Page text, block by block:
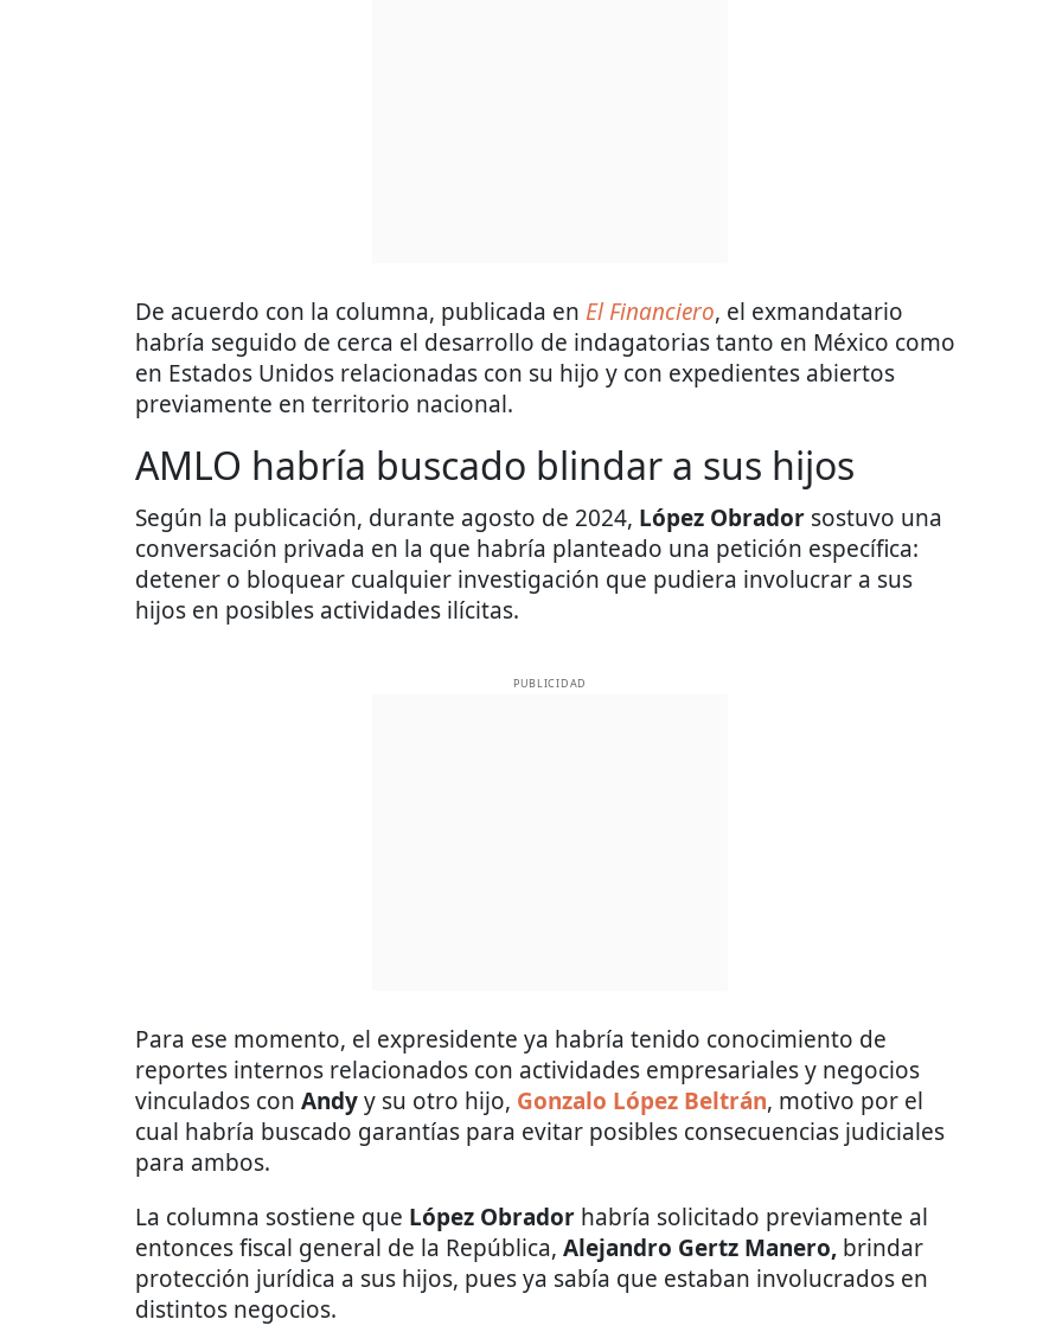
De acuerdo con la columna, publicada en El Financiero, el exmandatario
habría seguido de cerca el desarrollo de indagatorias tanto en México como
en Estados Unidos relacionadas con su hijo y con expedientes abiertos
previamente en territorio nacional.
AMLO habría buscado blindar a sus hijos
Según la publicación, durante agosto de 2024, López Obrador sostuvo una
conversación privada en la que habría planteado una petición específica:
detener o bloquear cualquier investigación que pudiera involucrar a sus
hijos en posibles actividades ilícitas.
PUBLICIDAD
Para ese momento, el expresidente ya habría tenido conocimiento de
reportes internos relacionados con actividades empresariales y negocios
vinculados con Andyy su otro hijo, Gonzalo López Beltrán, motivo por el
cual habría buscado garantías para evitar posibles consecuencias judiciales
para ambos.
La columna sostiene que López Obrador habría solicitado previamente al
entonces fiscal general de la República, Alejandro Gertz Manero, brindar
protección jurídica a sus hijos, pues ya sabía que estaban involucrados en
distintos negocios.